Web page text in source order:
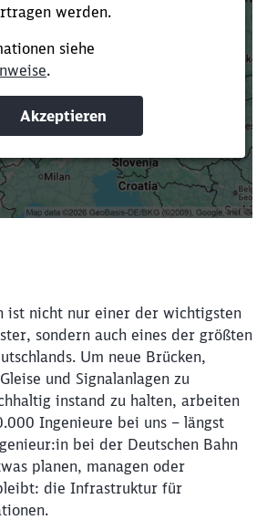
Ladezeit, indem du Suchbegriffe
Filter hinzufügst.
eingeben
Filter setzen
ist nicht nur einer der wichtigsten
sondern auch eines der größten
Um neue Brücken,
und Signalanlagen zu
instand zu halten, arbeiten
Ingenieure bei uns – längst
bei der Deutschen Bahn
planen, managen oder
die Infrastruktur für